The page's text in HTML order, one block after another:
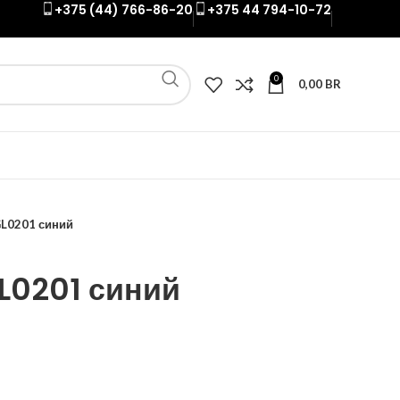
+375 (44) 766-86-20 +375 44 794-10-72
0 0,00 BR
синий
синий